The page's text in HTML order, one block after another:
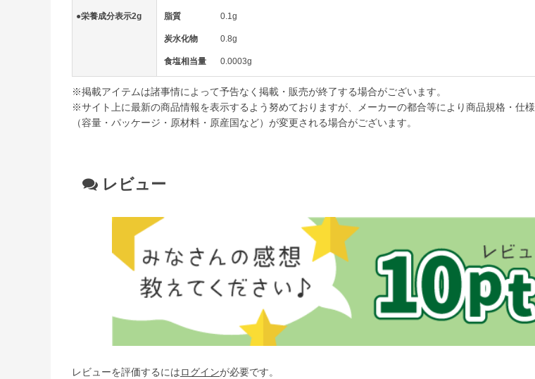
●栄養成分表示2g 脂質 0.1g
炭水化物 0.8g
食塩相当量 0.0003g
※掲載アイテムは諸事情によって予告なく掲載・販売が終了する場合がございます。
※サイト上に最新の商品情報を表示するよう努めておりますが、メーカーの都合等により商品規格・仕様
（容量・パッケージ・原材料・原産国など）が変更される場合がございます。
レビュー
レビューを評価するにはログインが必要です。